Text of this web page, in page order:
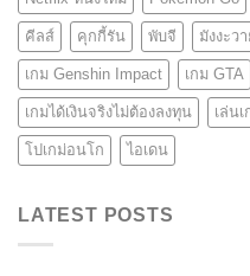
คีลส์ คุกกี้รัน พับจี มังงะว
เกม Genshin Impact เกม GTA
เกมได้เงินจริงไม่ต้องลงทุน เล่น
โปเกม่อนโก ไอเดน
LATEST POSTS